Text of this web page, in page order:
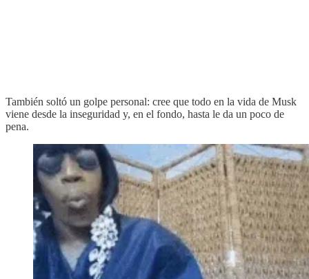
También soltó un golpe personal: cree que todo en la vida de Musk
viene desde la inseguridad y, en el fondo, hasta le da un poco de
pena.